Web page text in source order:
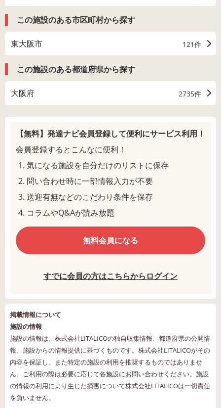
この施設のある市区町村から探す
東大阪市 121件
この施設のある都道府県から探す
大阪府 2735件
【無料】発達ナビ会員登録して便利にサービス利用！
会員登録するとこんなに便利！
気になる施設を自分だけのリストに保存
問い合わせ時に一部情報入力が不要
送迎有無などのこだわり条件を保存
コラムやQ&Aが読み放題
無料会員になる
すでに会員の方はこちらからログイン
掲載情報について
施設の情報
施設の情報は、株式会社LITALICOの独自収集情報、都道府県の公開情
報、施設からの情報提供に基づくものです。株式会社LITALICOがその
内容を保証し、また特定の施設の利用を推奨するものではありませ
ん。ご利用の際は必要に応じて各施設にお問い合わせください。施設
の情報の利用により生じた損害について株式会社LITALICOは一切責任
を負いません。